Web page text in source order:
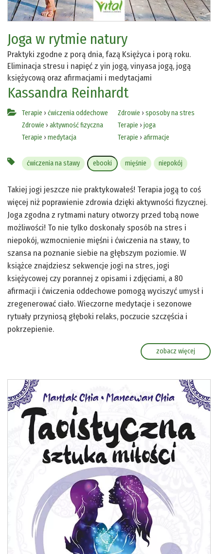
Joga w rytmie natury
Praktyki zgodne z porą dnia, fazą Księżyca i porą roku.
Eliminacja stresu i napięć z yin jogą, vinyasa jogą, jogą
księżycową oraz afirmacjami i medytacjami
Kassandra Reinhardt
Terapie › ćwiczenia oddechowe
Zdrowie › aktywność fizyczna
Terapie › medytacja
Zdrowie › sposoby na stres
Terapie › joga
Terapie › afirmacje
ćwiczenia na stawy ebooki mięśnie niepokój
Takiej jogi jeszcze nie praktykowałeś! Terapia jogą to coś
więcej niż poprawienie zdrowia dzięki aktywności fizycznej.
Joga zgodna z rytmami natury otworzy przed tobą nowe
możliwości! To nie tylko doskonały sposób na stres i
niepokój, wzmocnienie mięśni i ćwiczenia na stawy, to
szansa na poznanie siebie na głębszym poziomie. W
książce znajdziesz sekwencje jogi na stres, jogi
księżycowej czy porannej z opisami i zdjęciami, a 80
afirmacji i ćwiczenia oddechowe pomogą wyciszyć umysł i
zregenerować ciało. Wieczorne medytacje i sezonowe
rytuały przyniosą głęboki relaks, poczucie szczęścia i
pokrzepienie.
zobacz więcej